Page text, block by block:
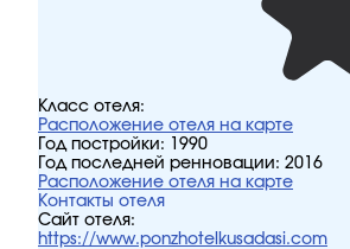
Класс отеля:
Расположение отеля на карте
Год постройки:
1990
Год последней ренновации: 2016
Расположение отеля на карте
Контакты отеля
Сайт отеля:
https://www.ponzhotelkusadasi.com